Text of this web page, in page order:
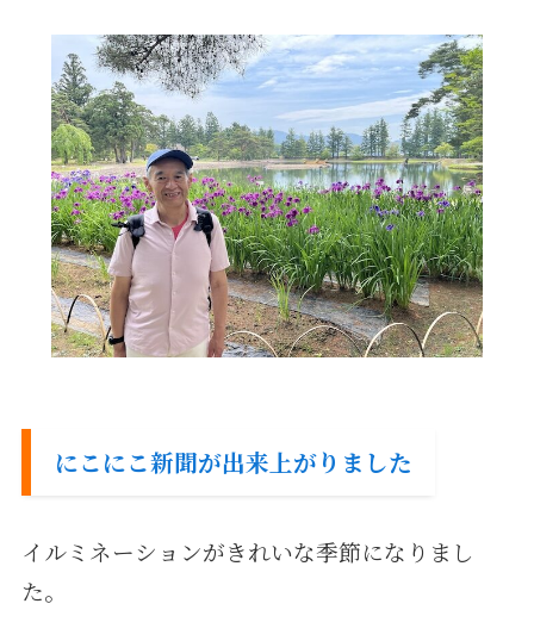
にこにこ新聞が出来上がりました
イルミネーションがきれいな季節になりまし
た。